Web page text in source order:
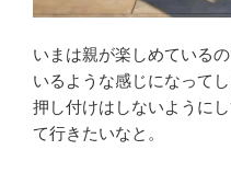
いまは親が楽しめている
いるような感じになってし
押し付けはしないように
て行きたいなと。